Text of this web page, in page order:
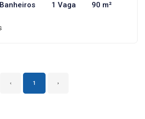
1 Vaga 90 m²
‹ 1 ›